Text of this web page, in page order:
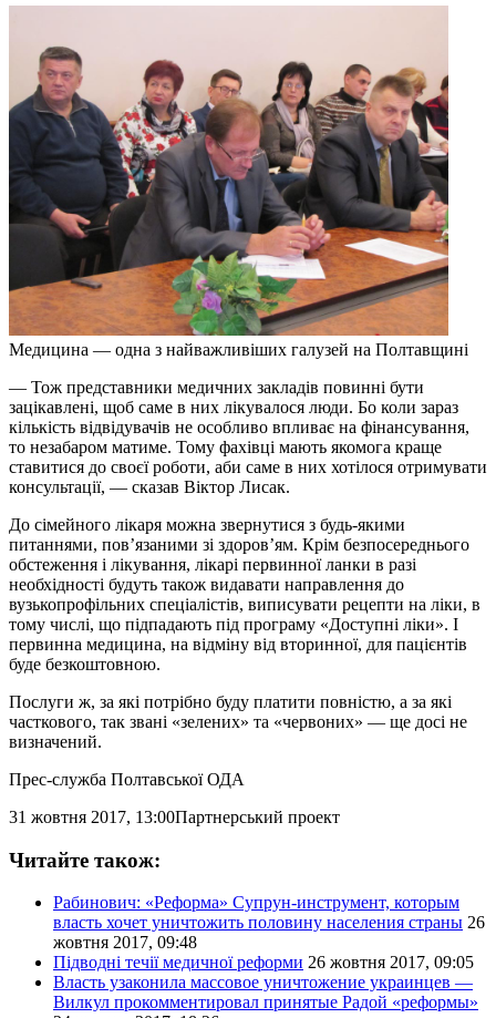
Медицина — одна з найважливіших галузей на Полтавщині
— Тож представники медичних закладів повинні бути
зацікавлені, щоб саме в них лікувалося люди. Бо коли зараз
кількість відвідувачів не особливо впливає на фінансування,
то незабаром матиме. Тому фахівці мають якомога краще
ставитися до своєї роботи, аби саме в них хотілося отримувати
консультації, — сказав Віктор Лисак.
До сімейного лікаря можна звернутися з будь-якими
питаннями, пов’язаними зі здоров’ям. Крім безпосереднього
обстеження і лікування, лікарі первинної ланки в разі
необхідності будуть також видавати направлення до
вузькопрофільних спеціалістів, виписувати рецепти на ліки, в
тому числі, що підпадають під програму «Доступні ліки». І
первинна медицина, на відміну від вторинної, для пацієнтів
буде безкоштовною.
Послуги ж, за які потрібно буду платити повністю, а за які
часткового, так звані «зелених» та «червоних» — ще досі не
визначений.
Прес-служба Полтавської ОДА
31 жовтня 2017, 13:00Партнерський проект
Читайте також:
Рабинович: «Реформа» Cупрун-инструмент, которым
власть хочет уничтожить половину населения страны 26
жовтня 2017, 09:48
Підводні течії медичної реформи 26 жовтня 2017, 09:05
Власть узаконила массовое уничтожение украинцев —
Вилкул прокомментировал принятые Радой «реформы»